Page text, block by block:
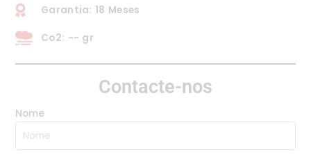
Garantia: 18 Meses
Co2: -- gr
Contacte-nos
Nome